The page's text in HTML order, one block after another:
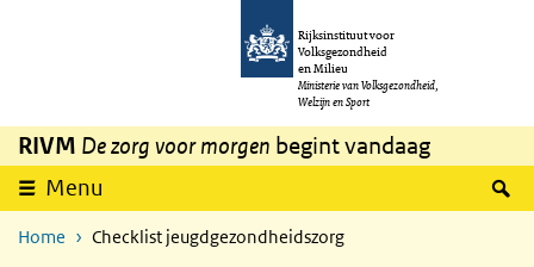
Overslaan en naar de inhoud gaan
Rijksinstituut voor
Volksgezondheid
en Milieu
Ministerie van Volksgezondheid,
Welzijn en Sport
RIVM De zorg voor morgen begint vandaag
Menu
Home Checklist jeugdgezondheidszorg